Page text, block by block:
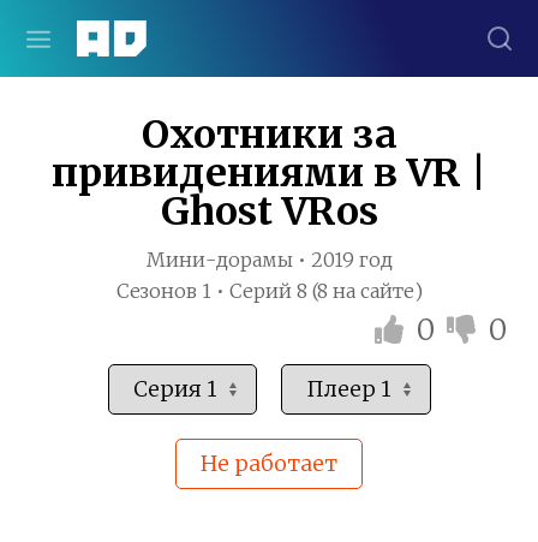
Охотники за
привидениями в VR |
Ghost VRos
Мини-дорамы • 2019 год
Сезонов 1 • Серий 8 (8 на сайте)
0 0
Не работает